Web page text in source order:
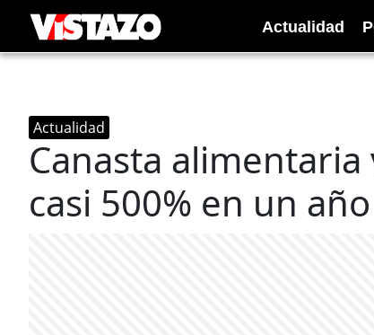
Actualidad
Actualidad
Canasta
casi 500% en un año